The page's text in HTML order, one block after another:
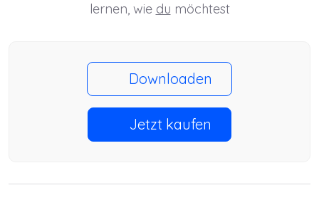
lernen, wie du möchtest
Downloaden
Jetzt kaufen